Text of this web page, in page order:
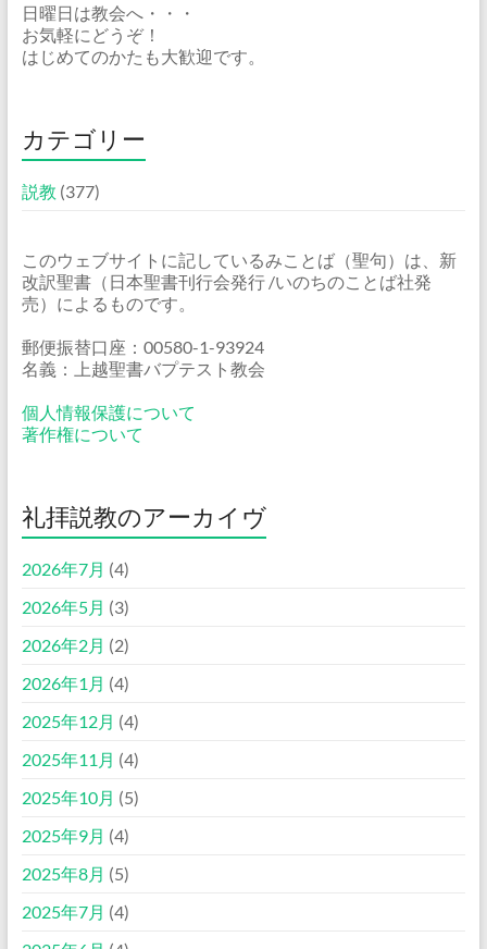
日曜日は教会へ・・・
お気軽にどうぞ！
はじめてのかたも大歓迎です。
カテゴリー
説教 (377)
このウェブサイトに記しているみことば（聖句）は、新
改訳聖書（日本聖書刊行会発行 /いのちのことば社発
売）によるものです。
郵便振替口座：00580-1-93924
名義：上越聖書バプテスト教会
個人情報保護について
著作権について
礼拝説教のアーカイヴ
2026年7月 (4)
2026年5月 (3)
2026年2月 (2)
2026年1月 (4)
2025年12月 (4)
2025年11月 (4)
2025年10月 (5)
2025年9月 (4)
2025年8月 (5)
2025年7月 (4)